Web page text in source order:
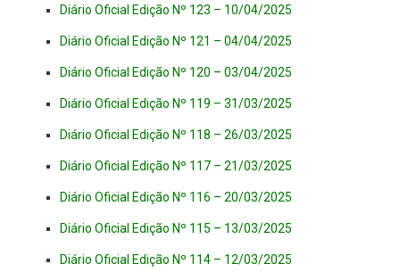
Diário Oficial Edição Nº 123 – 10/04/2025
Diário Oficial Edição Nº 121 – 04/04/2025
Diário Oficial Edição Nº 120 – 03/04/2025
Diário Oficial Edição Nº 119 – 31/03/2025
Diário Oficial Edição Nº 118 – 26/03/2025
Diário Oficial Edição Nº 117 – 21/03/2025
Diário Oficial Edição Nº 116 – 20/03/2025
Diário Oficial Edição Nº 115 – 13/03/2025
Diário Oficial Edição Nº 114 – 12/03/2025